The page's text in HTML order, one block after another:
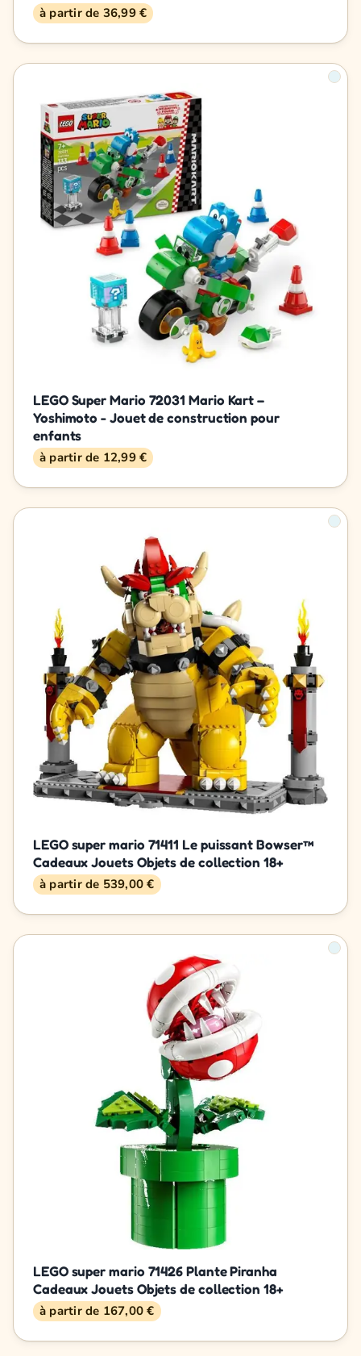
à partir de 36,99 €
LEGO Super Mario 72031 Mario Kart –
Yoshimoto - Jouet de construction pour
enfants
à partir de 12,99 €
LEGO super mario 71411 Le puissant Bowser™
Cadeaux Jouets Objets de collection 18+
à partir de 539,00 €
LEGO super mario 71426 Plante Piranha
Cadeaux Jouets Objets de collection 18+
à partir de 167,00 €